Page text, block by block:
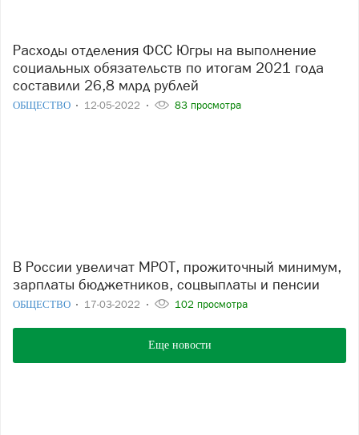
Расходы отделения ФСС Югры на выполнение
социальных обязательств по итогам 2021 года
составили 26,8 млрд рублей
ОБЩЕСТВО 12-05-2022 83 просмотра
В России увеличат МРОТ, прожиточный минимум,
зарплаты бюджетников, соцвыплаты и пенсии
ОБЩЕСТВО 17-03-2022 102 просмотра
Еще новости